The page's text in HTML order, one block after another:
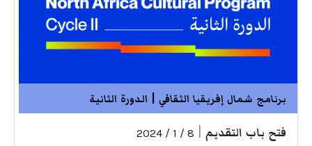
برنامج شمال إفريقيا الثقافي | الدورة الثانية
فتح باب التقديم 8 / 1 / 2024